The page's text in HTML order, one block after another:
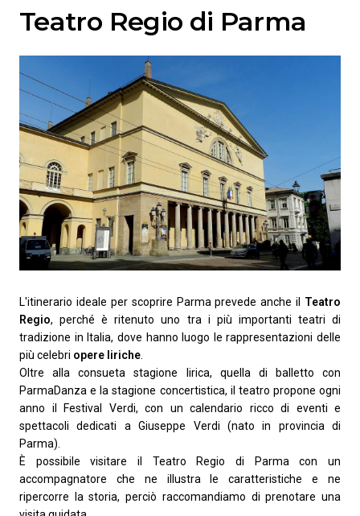
Teatro Regio di Parma
L'itinerario ideale per scoprire Parma prevede anche il Teatro
Regio, perché è ritenuto uno tra i più importanti teatri di
tradizione in Italia, dove hanno luogo le rappresentazioni delle
più celebri opere liriche
Oltre alla consueta stagione lirica, quella di balletto con
ParmaDanza e la stagione concertistica, il teatro propone ogni
anno il Festival Verdi, con un calendario ricco di eventi e
spettacoli dedicati a Giuseppe Verdi (nato in provincia di
Parma).
È possibile visitare il Teatro Regio di Parma con un
accompagnatore che ne illustra le caratteristiche e ne
ripercorre la storia, perciò raccomandiamo di prenotare una